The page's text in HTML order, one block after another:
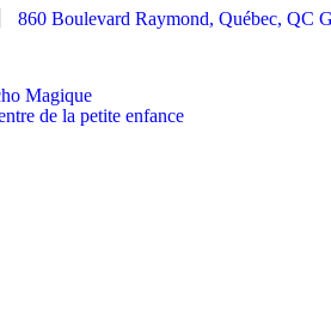
860 Boulevard Raymond, Québec, QC
Magique
de la petite enfance